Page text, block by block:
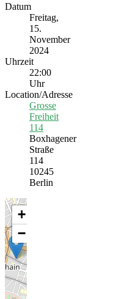
Datum
Freitag,
15.
November
2024
Uhrzeit
22:00
Uhr
Location/Adresse
Grosse
Freiheit
114
Boxhagener
Straße
114
10245
Berlin
+
−